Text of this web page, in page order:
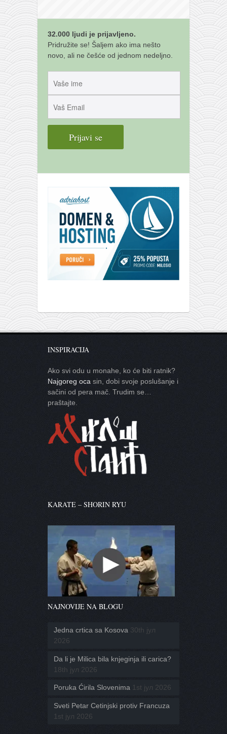
program
snimci nastupa
galerija kluba
kontakt
besplatna e-knjiga
termini treninga
moja priča
fotke
kontakt
32.000 ljudi je prijavljeno.
Pridružite se! Šaljem ako ima nešto
novo, ali ne češće od jednom nedeljno.
INSPIRACIJA
Ako svi odu u monahe, ko će biti ratnik?
Najgoreg oca sin, dobi svoje poslušanje i
sačini od pera mač. Trudim se…
praštajte.
KARATE – SHORIN RYU
NAJNOVIJE NA BLOGU
Jedna crtica sa Kosova 30th јул
2026
Da li je Milica bila knjeginja ili carica?
18th јул 2026
Poruka Ćirila Slovenima 1st јул 2026
Sveti Petar Cetinjski protiv Francuza
1st јул 2026